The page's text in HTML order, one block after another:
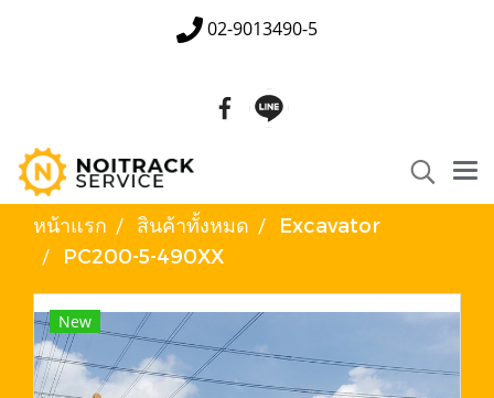
02-9013490-5
หน้าแรก สินค้าทั้งหมด
Excavator
PC200-5-490XX
New